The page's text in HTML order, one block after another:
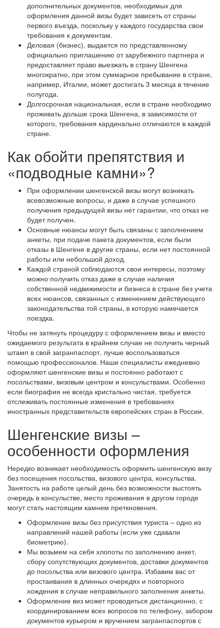
дополнительных документов, необходимых для
оформления данной визы будет зависеть от страны
первого въезда, поскольку у каждого государства свои
требования к документам.
Деловая (бизнес), выдается по представленному
официально приглашению от зарубежного партнера и
предоставляет право выезжать в страну Шенгена
многократно, при этом суммарное пребывание в стране,
например, Италии, может достигать 3 месяца в течение
полугода.
Долгосрочная национальная, если в стране необходимо
проживать дольше срока Шенгена, в зависимости от
которого, требования кардинально отличаются в каждой
стране.
Как обойти препятствия и
«подводные камни»?
При оформлении шенгенской визы могут возникать
всевозможные вопросы, и даже в случае успешного
получения предыдущей визы нет гарантии, что отказ не
будет получен.
Основные нюансы могут быть связаны с заполнением
анкеты, при подаче пакета документов, если были
отказы в Шенгене в другие страны, если нет постоянной
работы или небольшой доход.
Каждой страной соблюдаются свои интересы, поэтому
можно получить отказ даже в случае наличия
собственной недвижимости и бизнеса в стране без учета
всех нюансов, связанных с изменением действующего
законодательства той страны, в которую намечается
поездка.
Чтобы не затянуть процедуру с оформлением визы и вместо
ожидаемого результата в крайнем случае не получить черный
штамп в свой загранпаспорт, лучше воспользоваться
помощью профессионалов. Наши специалисты ежедневно
оформляют шенгенские визы и постоянно работают с
посольствами, визовым центром и консульствами. Особенно
если биография не всегда кристально чистая, требуется
отслеживать постоянные изменения в требованиях
иностранных представительств европейских стран в России.
Шенгенские визы –
особенности оформления
Нередко возникает необходимость оформить шенгенскую визу
без посещения посольства, визового центра, консульства.
Занятость на работе целый день без возможности выстоять
очередь в консульстве, место проживания в другом городе
могут стать настоящим камнем преткновения.
Оформление визы без присутствия туриста – одно из
направлений нашей работы (если уже сдавали
биометрию).
Мы возьмем на себя хлопоты по заполнению анкет,
сбору сопутствующих документов, доставки документов
до посольства или визового центра. Избавим вас от
простаивания в длинных очередях и повторного
хождения в случае неправильного заполнения анкеты.
Оформление виз может проводиться дистанционно, с
координированием всех вопросов по телефону, забором
документов курьером и вручением загранпаспортов с